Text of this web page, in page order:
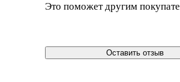
Это поможет другим
Оставить отзыв